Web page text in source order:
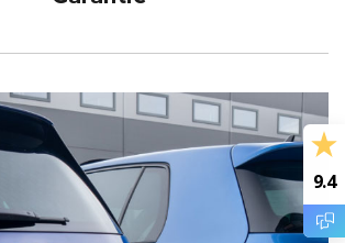
9.4